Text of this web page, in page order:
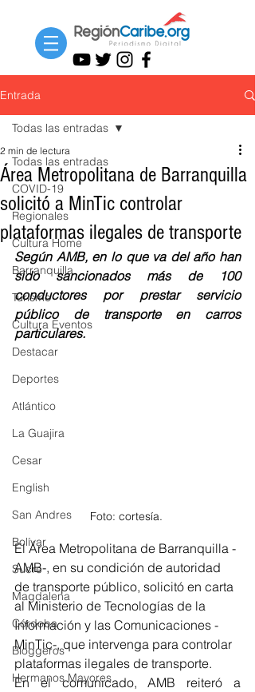
Entrada
Todas las entradas
COVID-19
Regionales
Cultura Home
Barranquilla
Turismo
Cultura Eventos
Destacar
Deportes
Atlántico
La Guajira
Cesar
English
San Andres
Bolívar
Sucre
Magdalena
Córdoba
Bloggeros
Hermanos Mayores
Todas las entradas
Área Metropolitana de Barranquilla
solicitó a MinTic controlar
plataformas ilegales de transporte
2 min de lectura
Según AMB, en lo que va del año han
sido sancionados más de 100
conductores por prestar servicio
público de transporte en carros
particulares.
Foto: cortesía.
El Área Metropolitana de Barranquilla -
AMB-, en su condición de autoridad
de transporte público, solicitó en carta
al Ministerio de Tecnologías de la
Información y las Comunicaciones -
MinTic-, que intervenga para controlar
plataformas ilegales de transporte.
En el comunicado, AMB reiteró a